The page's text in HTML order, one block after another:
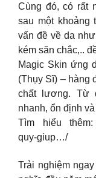
Cùng đó, có rất
sau một khoảng
vấn đề về da
kém săn chắc,..
Magic Skin ứng
(Thụy Sĩ) – hàng
chất lương. Từ
nhanh, ổn định
Tìm hiểu thêm:
quy-giup…/
Trải nghiệm